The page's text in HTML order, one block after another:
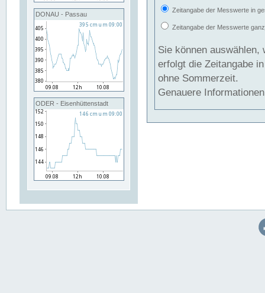
DONAU - Passau
ODER - Eisenhüttenstadt
Zeitangabe der Messwerte in
Zeitangabe der Messwerte
Sie können auswählen,
erfolgt die Zeitangabe
ohne Sommerzeit.
Genauere